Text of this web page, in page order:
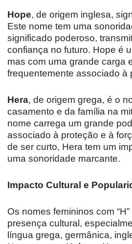
Hope, de origem inglesa,
Este nome tem uma
significado poderoso,
confiança no futuro. Hope é
mas com uma grande carga
frequentemente associado à
Hera, de origem grega, é o
casamento e da família na
nome carrega um grande
associado à proteção e à
de ser curto, Hera tem um
uma sonoridade marcante.
Impacto Cultural e
Os nomes femininos com
presença cultural,
língua grega, germânica,